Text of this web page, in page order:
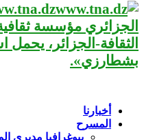
الجزائري مؤسسة
الثقافة-الجزائر،
بشطارزي».
أخبارنا
المسرح
بيوغرافيا مديري